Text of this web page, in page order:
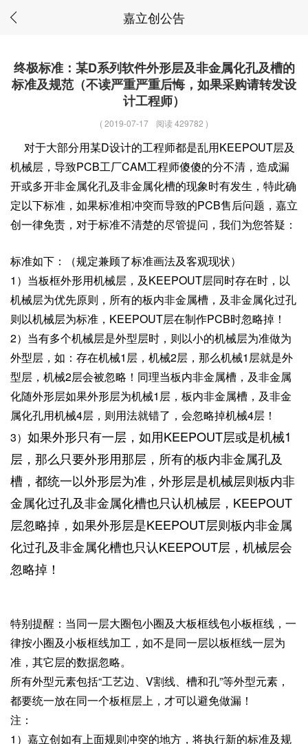
嘉立创公告
终极标准：某D系列软件外形层及非金属化孔及槽的
标准及规范（不读严重严重后悔，如果采购请转发设
计工程师）
(2019-07-17 阅读 429782 )
对于大部分用某D设计的工程师都是乱用KEEPOUT层及
机械层，导致PCB工厂CAM工程师傻傻的分不清，造成漏
开或多开非金属化孔及非金属化槽的现象时有发生，特此确
定以下标准，如果标准相冲突而导致的PCB售后问题，嘉立
创一律免责，对于标准不清楚的尽管提问，我们为您答疑：
标准如下：（规定兼顾了标准画法及客观现状）
1）当板框外形用机械层，及KEEPOUT层同时存在时，以
机械层为优先原则，所有的板内非金属槽，及非金属化过孔
则以机械层为标准，KEEPOUT层在制作PCB时忽略掉！
2）当有多个机械层是外型层时，则以小的机械层为准做为
外型层，如：存在机械1层，机械2层，那么机械1层就是外
型层，机械2层会被忽略！同理当板内非金属槽，及非金属
化随外形层如果外形层为机械1层，板内非金属槽，及非金
属化孔用机械4层，则用法就错了，会忽略掉机械4层！
3） 如果外形只有一层，如用KEEPOUT层或是机械1
层，那么只要外形用那层，所有的板内非金属孔及
槽，都统一以外形层为准，外形层是机械层则板内非
金属化过孔及非金属化槽也只认机械层，KEEPOUT
层忽略掉，如果外形层是KEEPOUT层则板内非金属
化过孔及非金属化槽也只认KEEPOUT层，机械层会
忽略掉！
特别提醒：当同一层大圈包小圈及大板框线包小板框线，一
律按小圈及小板框线加工，如不是同一层以板框线一层为
准，其它层的数据忽略。
所有外型元素包括“工艺边、V割线、槽和孔”等外型元素，
都要统一放在同一个板框层上，才可以避免做漏！
注：
1）嘉立创如有上面规则冲突的地方，将执行新的标准及规